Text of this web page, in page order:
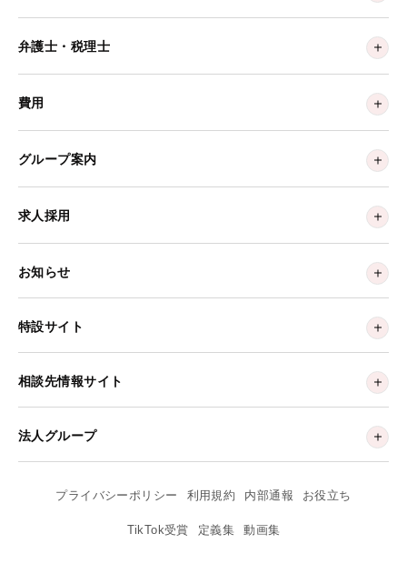
弁護士・税理士
費用
グループ案内
求人採用
お知らせ
特設サイト
相談先情報サイト
法人グループ
プライバシーポリシー 利用規約 内部通報 お役立ち
TikTok受賞 定義集 動画集